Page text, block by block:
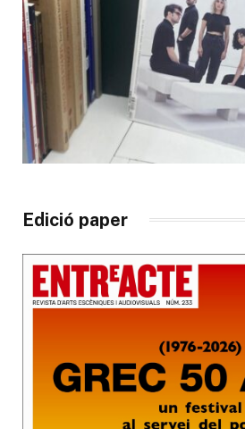
Edició paper